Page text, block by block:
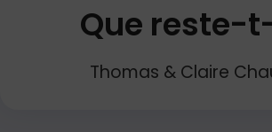
Que reste-
Thomas & Claire